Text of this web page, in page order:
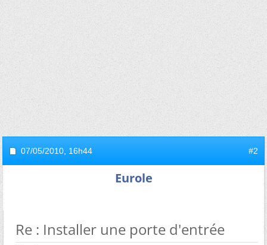
07/05/2010, 16h44 #2
Eurole
Re : Installer une porte d'entrée